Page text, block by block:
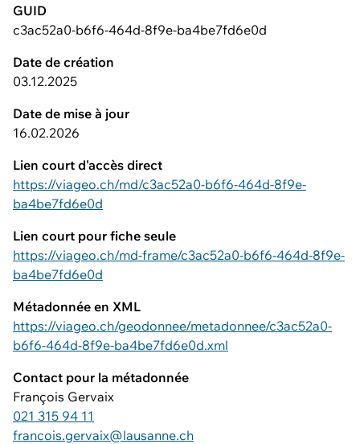
GUID
c3ac52a0-b6f6-464d-8f9e-ba4be7fd6e0d
Date de création
03.12.2025
Date de mise à jour
16.02.2026
Lien court d'accès direct
https://viageo.ch/md/c3ac52a0-b6f6-464d-8f9e-
ba4be7fd6e0d
Lien court pour fiche seule
https://viageo.ch/md-frame/c3ac52a0-b6f6-464d-8f9e-
ba4be7fd6e0d
Métadonnée en XML
https://viageo.ch/geodonnee/metadonnee/c3ac52a0-
b6f6-464d-8f9e-ba4be7fd6e0d.xml
Contact pour la métadonnée
François Gervaix
021 315 94 11
francois.gervaix@lausanne.ch